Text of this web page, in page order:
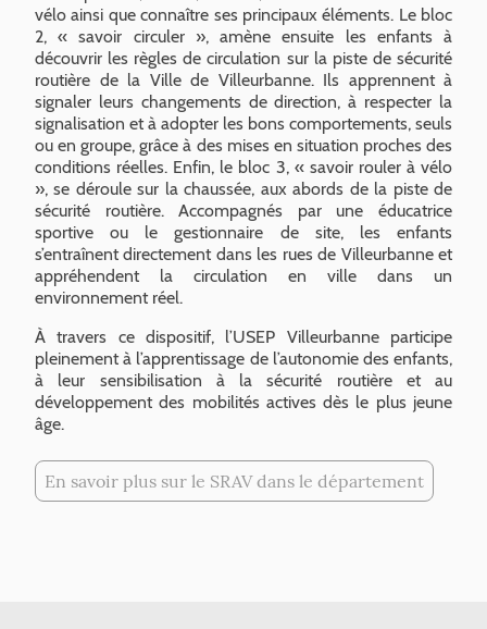
vélo ainsi que connaître ses principaux éléments. Le bloc
2, « savoir circuler », amène ensuite les enfants à
découvrir les règles de circulation sur la piste de sécurité
routière de la Ville de Villeurbanne. Ils apprennent à
signaler leurs changements de direction, à respecter la
signalisation et à adopter les bons comportements, seuls
ou en groupe, grâce à des mises en situation proches des
conditions réelles. Enfin, le bloc 3, « savoir rouler à vélo
», se déroule sur la chaussée, aux abords de la piste de
sécurité routière. Accompagnés par une éducatrice
sportive ou le gestionnaire de site, les enfants
s’entraînent directement dans les rues de Villeurbanne et
appréhendent la circulation en ville dans un
environnement réel.
À travers ce dispositif, l’USEP Villeurbanne participe
pleinement à l’apprentissage de l’autonomie des enfants,
à leur sensibilisation à la sécurité routière et au
développement des mobilités actives dès le plus jeune
âge.
En savoir plus sur le SRAV dans le département